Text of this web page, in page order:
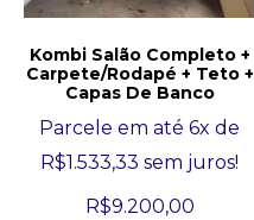
Kombi Salão Completo +
Carpete/Rodapé + Teto +
Capas De Banco
Parcele em até 6x de
R$1.533,33 sem juros!
R$9.200,00